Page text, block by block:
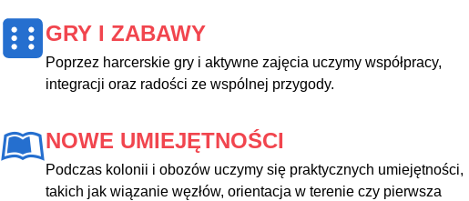
GRY I ZABAWY
Poprzez harcerskie gry i aktywne zajęcia uczymy współpracy,
integracji oraz radości ze wspólnej przygody.
NOWE UMIEJĘTNOŚCI
Podczas kolonii i obozów uczymy się praktycznych umiejętności,
takich jak wiązanie węzłów, orientacja w terenie czy pierwsza